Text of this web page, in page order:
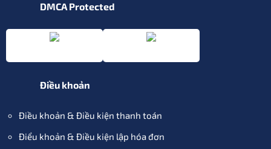
DMCA Protected
Điều khoản
Điều khoản & Điều kiện thanh toán
Điểu khoản & Điều kiện lập hóa đơn